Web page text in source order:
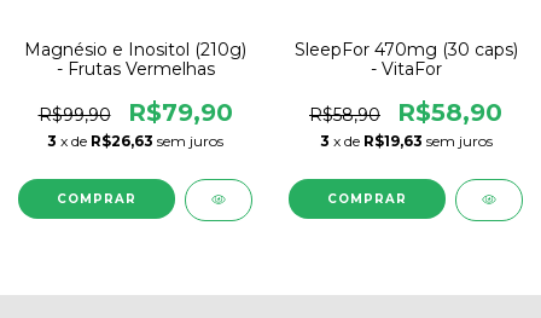
Magnésio e Inositol (210g)
- Frutas Vermelhas
R$99,90 R$79,90
3 x de R$26,63 sem juros
SleepFor 470mg (30 caps)
- VitaFor
R$58,90 R$58,90
3 x de R$19,63 sem juros